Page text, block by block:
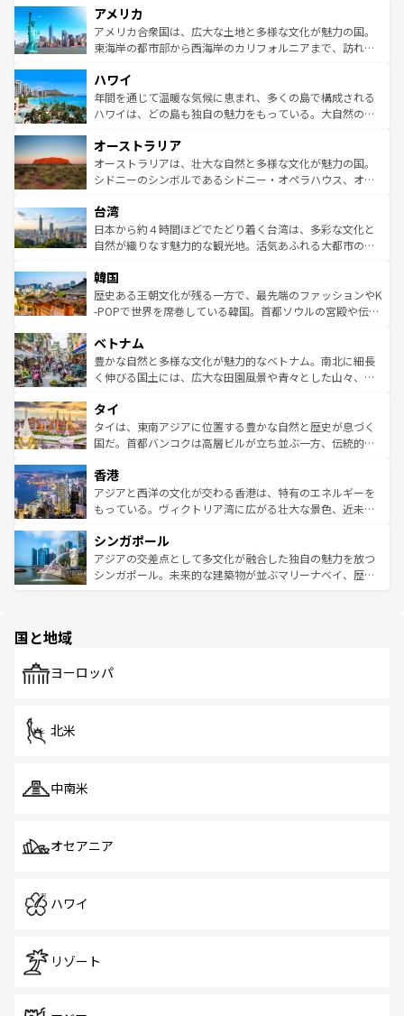
ンツ一覧を参照してほしい。
の建物がそのまま残る町や、スイスならではのユニークな
博物館もあり、アルプス観光だけでなく町歩きも満喫する
ことができる。国民の所得が高いため物価も高いが、旅行
ば市内交通費無料で観光を楽しむこともできる。 なお、新
着のスイス情報はコンテンツ一覧 を参照してほしい。
アメリカ
アメリカ合衆国は、広大な土地と多様な文化が魅力の国。
東海岸の都市部から西海岸のカリフォルニアまで、訪れる
のような巨大都市は、観光、ショッピング、エンターテイ
ンメントが詰まった刺激的なスポットだ。一方、アメリカ
西部には大自然が広がり、グランドキャニオンやイエロー
部のニューオーリンズでは、音楽と美食が融合した独特の
文化が魅力。旅行者はアメリカの各地域で異なる魅力を楽
しみながら、その多様性と豊かな歴史を感じることができ
ならではの贅沢な旅のスタイルだ。 なお、新着のアメリカ
情報はコンテンツ一覧を参照してほしい。
ハワイ
年間を通じて温暖な気候に恵まれ、多くの島で構成される
ハワイは、どの島も独自の魅力をもっている。大自然の神
ワイ島は見逃せない。また、定番の観光地といえばオアフ
島だが、静かな自然を求めるならマウイ島やカウアイ島が
おすすめ。エメラルドグリーンに輝く海をはじめ、豊かな
れるおもてなしの心で訪れる人々を迎えてくれるハワイの
人々、おいしいローカルフードやハワイアンミュージッ
ク、伝統的なフラダンスなど、すべてがハワイの魅力を彩
ワイを、存分に味わってほしい。 なお、新着のハワイ情報
はコンテンツ一覧を参照してほしい。
オーストラリア
オーストラリアは、壮大な自然と多様な文化が魅力の国。
シドニーのシンボルであるシドニー・オペラハウス、オー
リアリーフや大陸中央部にそびえるウルル（エアーズロッ
ク）、タスマニアの美しい原生林やケアンズの熱帯雨林な
ど、見どころがたくさん。また、カフェやワイン、オージ
いる。アクティビティも充実しており、サーフィンやダイ
ビング、ハイキングなど、アウトドア好きにはたまらな
い。オーストラリアの多彩な魅力を存分に味わいつくそ
参照してほしい。
台湾
日本から約４時間ほどでたどり着く台湾は、多彩な文化と
自然が織りなす魅力的な観光地。活気あふれる大都市の台
ン）、静ひつな山岳地帯である台湾東部など、都市の喧騒
と山間の静けさが共存しており、訪れる人に新しい発見と
驚きをもたらしてくれる。また、奥深い台湾の食文化も魅
容にもいいと評判のスイーツなど、バラエティ豊かな料理
が味わえる。 なお、新着の台湾情報は コンテンツ一覧を参
照してほしい。
韓国
歴史ある王朝文化が残る一方で、最先端のファッションやK
-POPで世界を席巻している韓国。首都ソウルの宮殿や伝統
き、地方に足を延ばせば四季折々の自然美を楽しむことが
できる。そして、キムチや焼肉、絶品のストリートフード
まで、さまざまな韓国料理が待っている。夜には、韓国な
リティに包まれながら、韓国の多彩な魅力を心ゆくまで味
わってみてほしい。 なお、新着の韓国情報はコンテンツ一
覧を参照してほしい。
ベトナム
豊かな自然と多様な文化が魅力的なベトナム。南北に細長
く伸びる国土には、広大な田園風景や青々とした山々、世
急速な発展と共に伝統が息づく。ハノイの古い町並みやホ
ーチミン市のフランス統治時代の建物も、独特の雰囲気を
醸し出している。また、バラエティの豊かさとおいしさで
とつ。フォーやバインミー、ベトナムコーヒーなどは、ぜ
ひ現地で味わいたい。どの地域を訪れてもあたたかい人々
が旅行者を迎えてくれるので、きっと忘れられない旅にな
参照してほしい。
タイ
タイは、東南アジアに位置する豊かな自然と歴史が息づく
国だ。首都バンコクは高層ビルが立ち並ぶ一方、伝統的な
の活気が交差している。北部ではチェンマイなどの山岳地
帯で自然と触れ合い、南部ではプーケットやクラビの美し
いビーチでリゾート気分を楽しむことができる。タイ料理
激する。気候は一年中温暖で、どの季節にも異なる楽しみ
が待っている。親しみやすいタイの人々、仏教を中心とし
た文化、そして多様な観光資源が、訪れる旅人を魅了し続
香港
アジアと西洋の文化が交わる香港は、特有のエネルギーを
もっている。ヴィクトリア湾に広がる壮大な景色、近未来
み、どこを訪れても感動するはず。観光スポットが密集し
ており、効率よく見どころを回れるのも魅力。息をのむよ
うな絶景から文化的な体験まで、香港を存分に楽しみ尽く
シンガポール
アジアの交差点として多文化が融合した独自の魅力を放つ
シンガポール。未来的な建築物が並ぶマリーナベイ、歴史
で、ホーカーズは地元の風情を楽しめる外せないスポット
国と地域
ヨーロッパ
北米
中南米
オセアニア
ハワイ
リゾート